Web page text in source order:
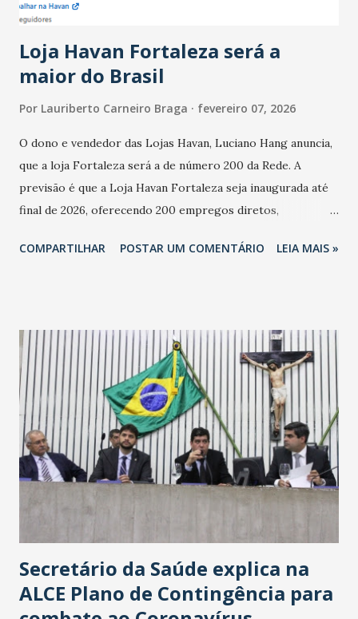
novembro. Em relação a outubro, o faturamento também
cresceu. De acordo com a pesquisa, 44% dos n...
Loja Havan Fortaleza será a
maior do Brasil
Por Lauriberto Carneiro Braga fevereiro 07, 2026
O dono e vendedor das Lojas Havan, Luciano Hang anuncia,
que a loja Fortaleza será a de número 200 da Rede. A
previsão é que a Loja Havan Fortaleza seja inaugurada até
final de 2026, oferecendo 200 empregos diretos,
Havan Fortaleza ainda não foi anunciada oficialmente, mas
COMPARTILHAR POSTAR UM COMENTÁRIO LEIA MAIS »
Secretário da Saúde explica na
ALCE Plano de Contingência para